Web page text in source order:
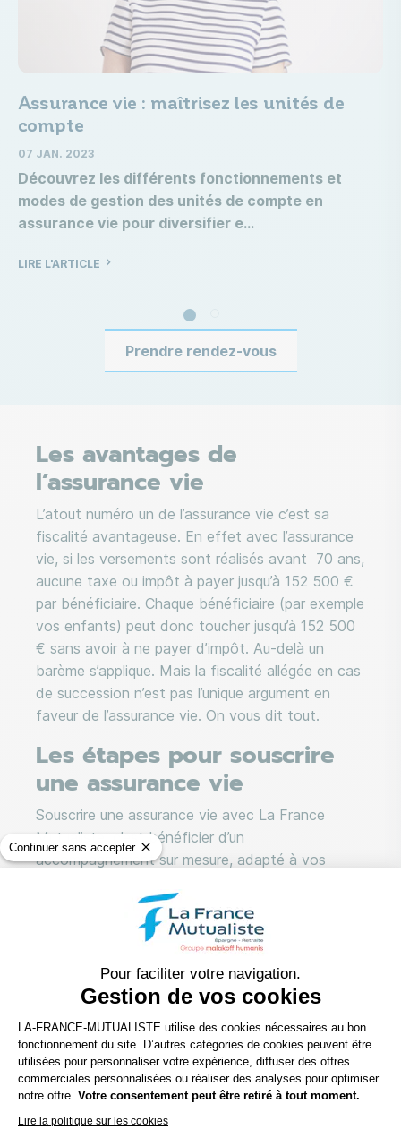
Continuer sans accepter
Pour faciliter votre navigation.
Gestion de vos cookies
Plateforme de Gestion du
LA-FRANCE-MUTUALISTE utilise des cookies nécessaires au bon
fonctionnement du site. D’autres catégories de cookies peuvent être
utilisées pour personnaliser votre expérience, diffuser des offres
commerciales personnalisées ou réaliser des analyses pour optimiser
notre offre. Votre consentement peut être retiré à tout moment.
Lire la politique sur les cookies
Axeptio consent
Assurance vie : maîtrisez les unités de
compte
07 JAN. 2023
Découvrez les différents fonctionnements et
modes de gestion des unités de compte en
assurance vie pour diversifier e
LIRE L'ARTICLE
Prendre rendez-vous
Les avantages de
l’assurance vie
L’atout numéro un de l’assurance vie c’est sa
fiscalité avantageuse. En effet avec l’assurance
vie, si les versements sont réalisés avant 70 ans,
aucune taxe ou impôt à payer jusqu’à 152 500 €
par bénéficiaire. Chaque bénéficiaire (par exemple
vos enfants) peut donc toucher jusqu’à 152 500
€ sans avoir à ne payer d’impôt. Au-delà un
barème s’applique. Mais la fiscalité allégée en cas
de succession n’est pas l’unique argument en
faveur de l’assurance vie. On vous dit tout.
Les étapes pour souscrire
une assurance vie
Souscrire une assurance vie avec La France
Mutualiste, c’est bénéficier d’un
accompagnement sur mesure, adapté à vos
processus simplifié vous guide pas à pas pour que
vous puissiez épargner en toute sérénité.
Identifier vos besoins
Avant de souscrire un contrat d'assurance vie, il
financiers besoins. La France Mutualiste met à
votre disposition des conseillers spécialisés qui
vous accompagneront pour définir vos attentes
objectifs, que ce soit pour préparer un projet
spécifique (immobilier, études des enfants),